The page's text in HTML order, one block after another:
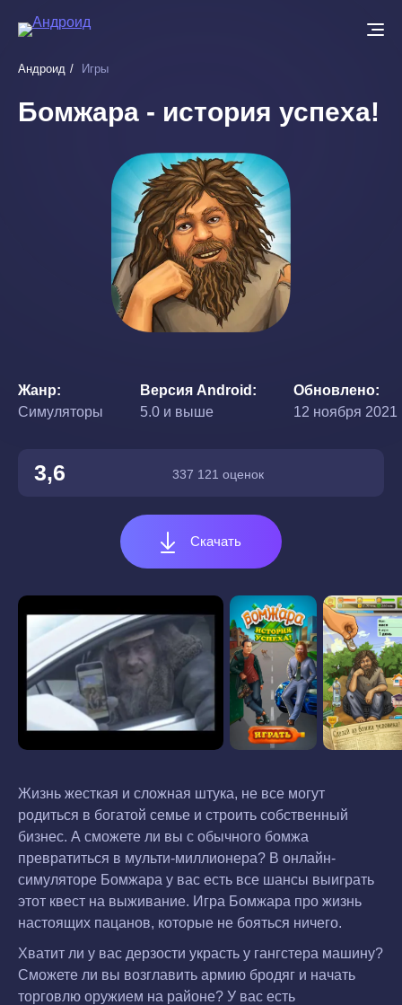
основному
Андроид Игры
Бомжара - история успеха!
Жанр
Симуляторы
Версия Android
5.0 и выше
Обновлено
12 ноября 2021
3,6 337 121 оценок
Скачать
Жизнь жесткая и сложная штука, не все могут
родиться в богатой семье и строить собственный
бизнес. А сможете ли вы с обычного бомжа
превратиться в мульти-миллионера? В онлайн-
симуляторе Бомжара у вас есть все шансы выиграть
этот квест на выживание. Игра Бомжара про жизнь
настоящих пацанов, которые не бояться ничего.
Хватит ли у вас дерзости украсть у гангстера машину?
Сможете ли вы возглавить армию бродяг и начать
торговлю оружием на районе? У вас есть